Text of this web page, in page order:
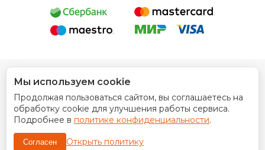
© 2012 - 2026 Интернет магазин EUROCOIN
Дизайн сайта
Мы используем cookie
Продолжая пользоваться сайтом, вы соглашаетесь на
обработку cookie для улучшения работы сервиса.
Подробнее в политике конфиденциальности.
Согласен Открыть политику